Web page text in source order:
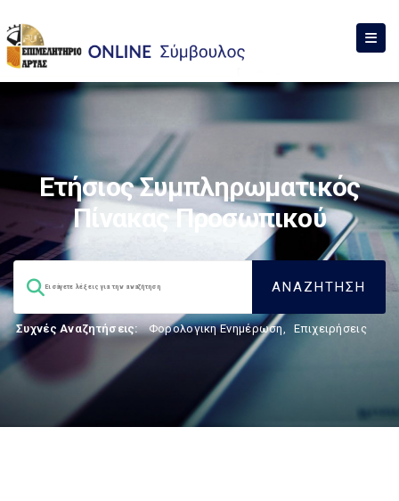
Ετήσιος Συμπληρωματικός
Πίνακας Προσωπικού
Συχνές Αναζητήσεις: Φορολογικη Ενημέρωση, Επιχειρήσεις